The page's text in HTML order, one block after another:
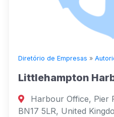
Diretório de Empresas »
Littlehampton
Harbour Office, Pier
BN17 5LR, United